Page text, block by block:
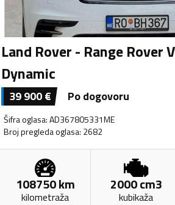
Land Rover - Range Rover
Dynamic
39 900€ Po dogovoru
Šifra oglasa:AD367805331ME
Broj pregleda oglasa: 2682
108750km
kilometraža
2000cm3
kubikaža